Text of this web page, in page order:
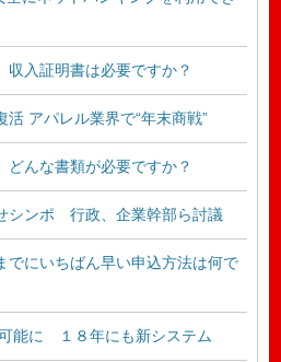
収入証明書は必要ですか？
アパレル業界で“年末商戦”
どんな書類が必要ですか？
シンポ 行政、企業幹部ら討議
でにいちばん早い申込方法は何で
能に １８年にも新システム